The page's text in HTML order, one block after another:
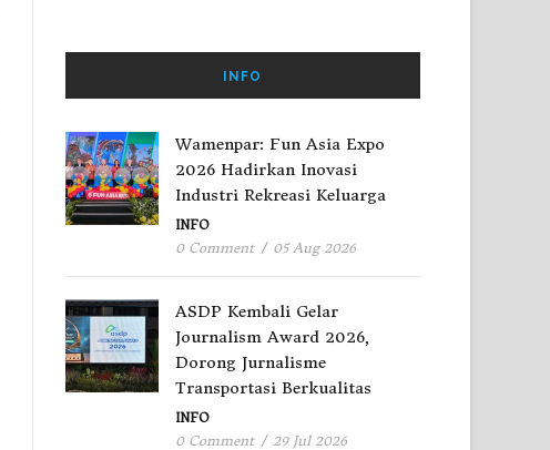
INFO
Wamenpar: Fun Asia Expo
2026 Hadirkan Inovasi
Industri Rekreasi Keluarga
INFO
0 Comment / 05 Aug 2026
ASDP Kembali Gelar
Journalism Award 2026,
Dorong Jurnalisme
Transportasi Berkualitas
INFO
0 Comment / 29 Jul 2026